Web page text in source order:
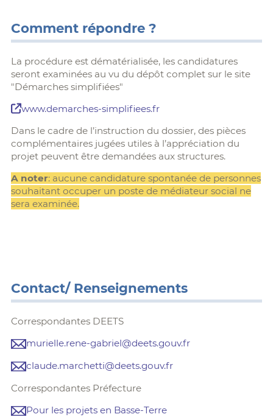
Comment répondre ?
La procédure est dématérialisée, les candidatures
seront examinées au vu du dépôt complet sur le site
"Démarches simplifiées"
www.demarches-simplifiees.fr
Dans le cadre de l’instruction du dossier, des pièces
complémentaires jugées utiles à l’appréciation du
projet peuvent être demandées aux structures.
A noter: aucune candidature spontanée de personnes
souhaitant occuper un poste de médiateur social ne
sera examinée.
Contact/ Renseignements
Correspondantes DEETS
murielle.rene-gabriel@deets.gouv.fr
claude.marchetti@deets.gouv.fr
Correspondantes Préfecture
Pour les projets en Basse-Terre